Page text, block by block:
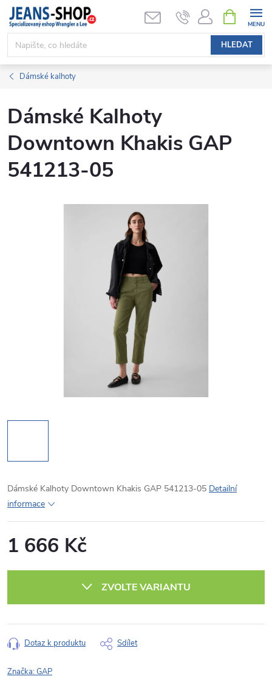
Přejít
obsah
HLEDAT
NÁKUPNÍ
KOŠÍK
Dámské kalhoty
Dámské Kalhoty
Downtown Khakis GAP
541213-05
Dámské Kalhoty Downtown Khakis GAP 541213-05 Detailní
informace
1 666 Kč
ZVOLTE VARIANTU
Dotaz k produktu Sdílet
Značka:GAP